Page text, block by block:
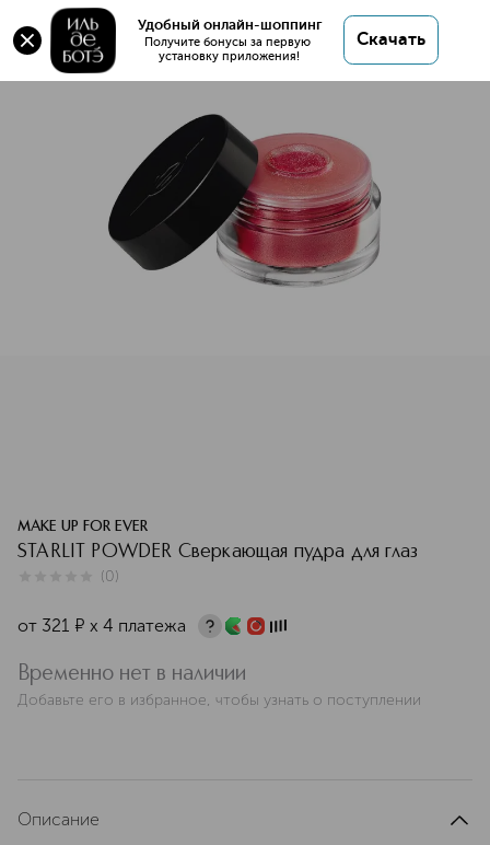
Удобный онлайн-шоппинг
Получите бонусы за первую
установку приложения!
Скачать
Оригинал 💯 STARLIT POWDER Сверкающая
пудра для глаз купить в интернет магазине ИЛЬ
ДЕ БОТЭ с доставкой.
STARLIT POWDER Сверкающая пудра для глаз
Описание
Характеристики
MAKE UP FOR EVER
STARLIT POWDER Сверкающая пудра для глаз
(0)
от 321 ¤ х 4 платежа
Временно нет в наличии
Добавьте его в избранное, чтобы узнать о поступлении
Описание